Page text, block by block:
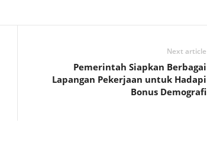
Next article
Pemerintah Siapkan Berbagai
Lapangan Pekerjaan untuk Hadapi
Bonus Demografi